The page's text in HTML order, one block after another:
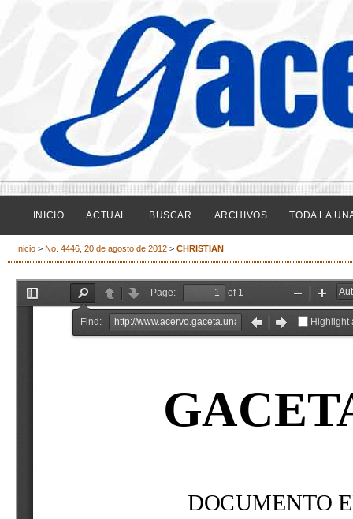
INICIO ACTUAL BUSCAR ARCHIVOS TODA LA
Inicio > No. 4446, 20 de agosto de 2012 > CHRISTIAN